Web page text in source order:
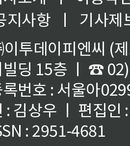
지사항
ㅣ
기사제
투데이피엔씨 (
빌딩 15층 ㅣ ☎
번호 : 서울아
: 김상우 ㅣ 편집인
: 2951-4681